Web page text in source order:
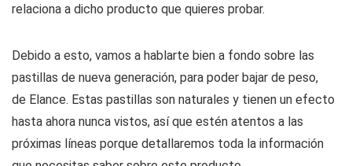
relaciona a dicho producto que quieres probar.
Debido a esto, vamos a hablarte bien a fondo sobre las
pastillas de nueva generación, para poder bajar de peso,
de Elance. Estas pastillas son naturales y tienen un efecto
hasta ahora nunca vistos, así que estén atentos a las
próximas líneas porque detallaremos toda la información